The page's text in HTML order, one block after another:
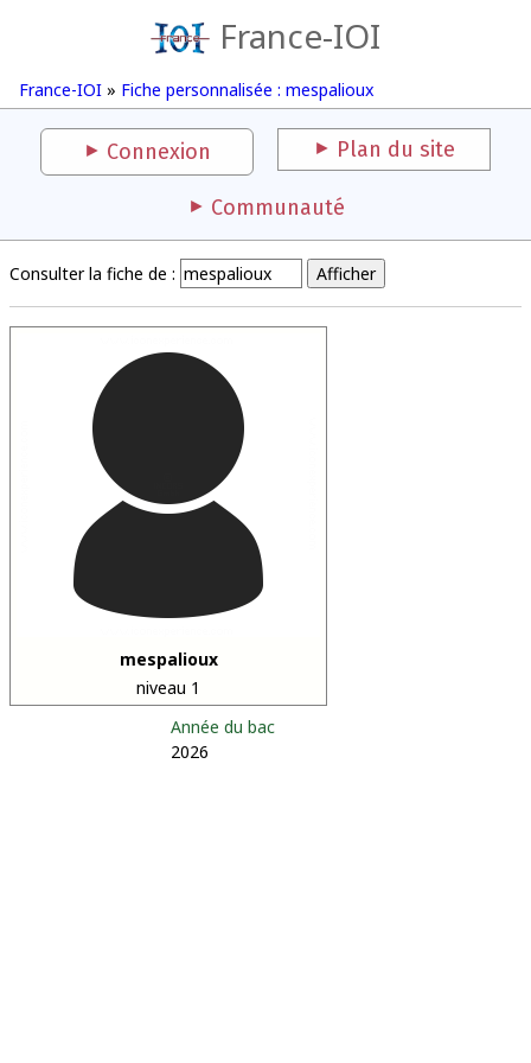
France-IOI
France-IOI » Fiche personnalisée : mespalioux
Connexion Plan du site
Communauté
Consulter la fiche de :
mespalioux
niveau 1
Année du bac
2026